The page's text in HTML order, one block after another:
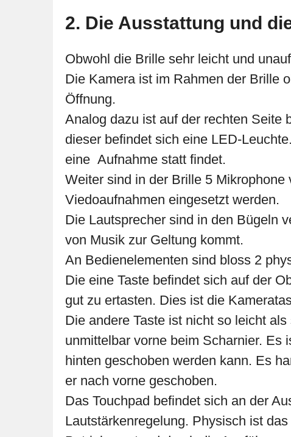
2. Die Ausstattung und
Obwohl die Brille sehr leicht und
Die Kamera ist im Rahmen der Brille
Öffnung.
Analog dazu ist auf der rechten Seite
dieser befindet sich eine LED-
eine Aufnahme statt findet.
Weiter sind in der Brille 5
Viedoaufnahmen eingesetzt werden.
Die Lautsprecher sind in den Bügeln
von Musik zur Geltung kommt.
An Bedienelementen sind bloss 2
Die eine Taste befindet sich auf der
gut zu ertasten. Dies ist die
Die andere Taste ist nicht so leicht
unmittelbar vorne beim Scharnier. Es
hinten geschoben werden kann. Es
er nach vorne geschoben.
Das Touchpad befindet sich an der
Lautstärkenregelung. Physisch ist